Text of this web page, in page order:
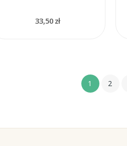
33,50 zł
1 2